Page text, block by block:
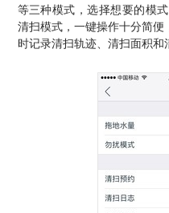
等三种模式，选择想要的模
清扫模式，一键操作十分简
时记录清扫轨迹、清扫面积和